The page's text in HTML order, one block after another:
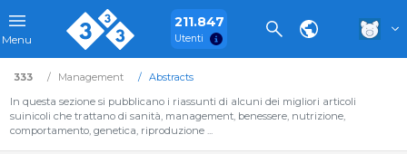
Menu
211.847
Utenti
333 Management
Abstracts
In questa sezione si pubblicano i riassunti di alcuni dei migliori articoli
suinicoli che trattano di sanità, management, benessere, nutrizione,
comportamento, genetica, riproduzione ...